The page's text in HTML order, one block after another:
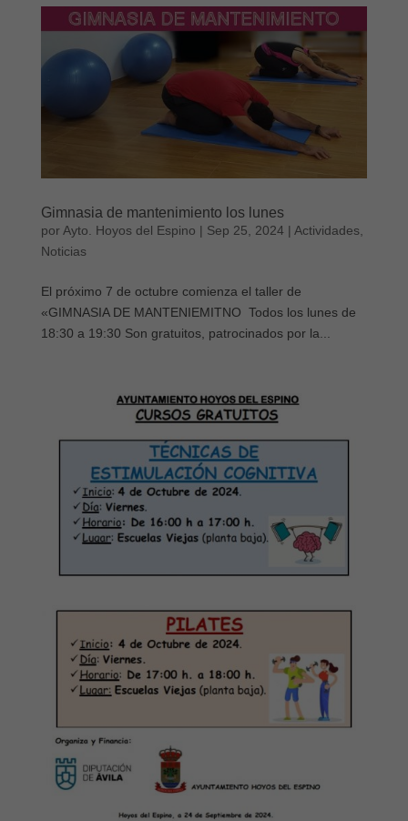
Gimnasia de mantenimiento los lunes
porAyto. Hoyos del Espino | Sep 25, 2024 | Actividades,
Noticias
El próximo 7 de octubre comienza el taller de
«GIMNASIA DE MANTENIEMITNO Todos los lunes de
18:30 a 19:30 Son gratuitos, patrocinados por la...